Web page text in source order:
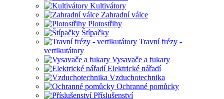
Kultivátory
Zahradní válce
Plotostřihy
Štípačky
Travní frézy -
vertikutátory
Vysavače a fukary
Elektrické nářadí
Vzduchotechnika
Ochranné pomůcky
Příslušenství